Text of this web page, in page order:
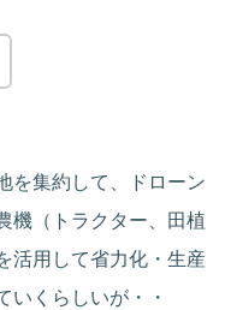
を集約して、ドローン
機（トラクター、田植
活用して省力化・生産
いくらしいが・・